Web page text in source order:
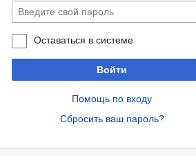
Оставаться в системе
Войти
Помощь по входу
Сбросить ваш пароль?